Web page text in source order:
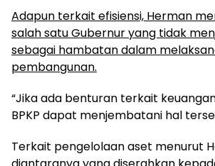
Adapun terkait efisiensi, Herman
salah satu Gubernur yang tidak
sebagai hambatan dalam
pembangunan.
“Jika ada benturan terkait
BPKP dapat menjembatani hal
Terkait pengelolaan aset menurut